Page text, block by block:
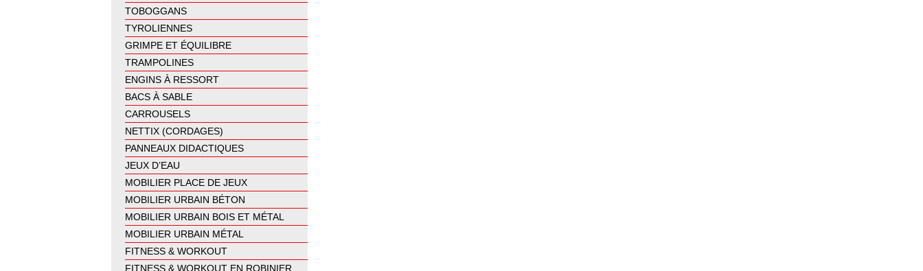
TOBOGGANS
TYROLIENNES
GRIMPE ET ÉQUILIBRE
TRAMPOLINES
ENGINS À RESSORT
BACS À SABLE
CARROUSELS
NETTIX (CORDAGES)
PANNEAUX DIDACTIQUES
JEUX D’EAU
MOBILIER PLACE DE JEUX
MOBILIER URBAIN BÉTON
MOBILIER URBAIN BOIS ET MÉTAL
MOBILIER URBAIN MÉTAL
FITNESS & WORKOUT
FITNESS & WORKOUT EN ROBINIER